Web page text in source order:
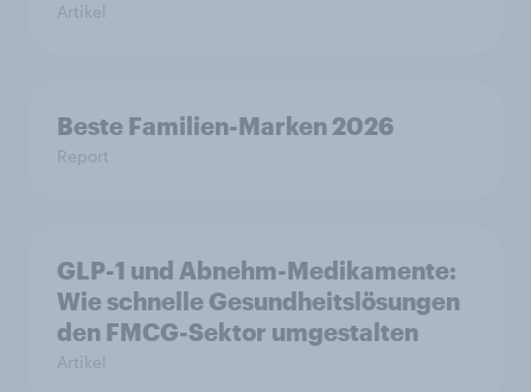
Artikel
Beste Familien-Marken 2026
Report
GLP-1 und Abnehm-Medikamente:
Wie schnelle Gesundheitslösungen
den FMCG-Sektor umgestalten
Artikel